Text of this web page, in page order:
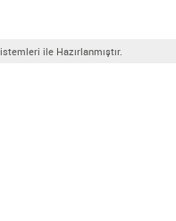
ile Hazırlanmıştır.